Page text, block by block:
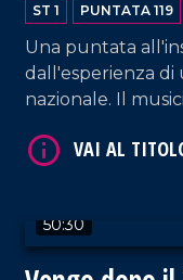
ST 1 PUNTATA 119
Una puntata
dall'esperienza di
nazionale. Il
accompagnato da
50:30